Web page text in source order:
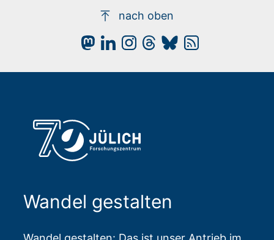
nach oben
Wandel gestalten